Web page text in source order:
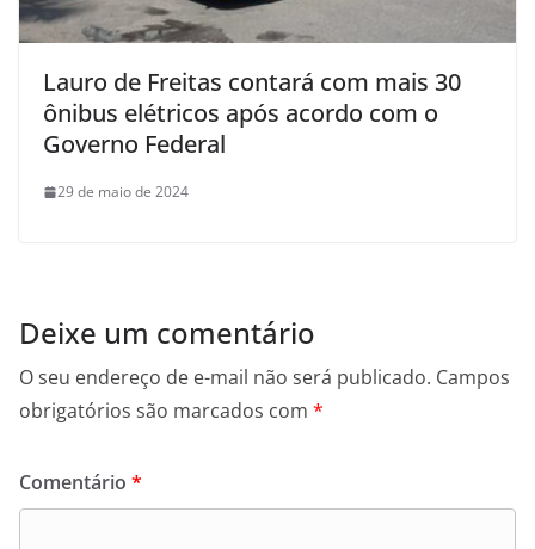
Lauro de Freitas contará com mais 30
ônibus elétricos após acordo com o
Governo Federal
29 de maio de 2024
Deixe um comentário
O seu endereço de e-mail não será publicado. Campos
obrigatórios são marcados com *
Comentário *